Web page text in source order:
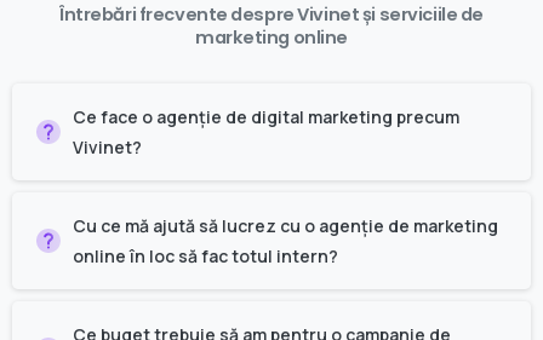
Întrebări frecvente despreVivinetși serviciile de
marketing online
Ce face o agenție de digital marketing precum
Vivinet?
Cu ce mă ajută să lucrez cu o agenție de marketing
online în loc să fac totul intern?
Ce buget trebuie să am pentru o campanie de